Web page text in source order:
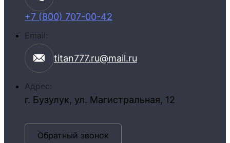
+7 (800) 707-00-42
Email
titan777.ru@mail.ru
Адрес
г. Бузулук, ул. Магистральная, 12
Обратный звонок